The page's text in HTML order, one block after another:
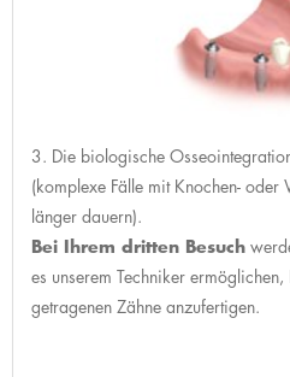
3. Die biologische
(komplexe Fälle mit Knochen-
länger dauern).
Bei Ihrem dritten Besuch
es unserem Techniker
getragenen Zähne anzufertigen.